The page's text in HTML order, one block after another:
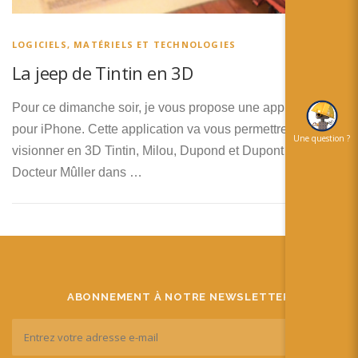
Español
LOGICIELS, MATÉRIELS ET TECHNOLOGIES
La jeep de Tintin en 3D
Pour ce dimanche soir, je vous propose une application
pour iPhone. Cette application va vous permettre de
visionner en 3D Tintin, Milou, Dupond et Dupont et le
Docteur Mûller dans …
ABONNEMENT À NOTRE NEWSLETTER
Une question ?